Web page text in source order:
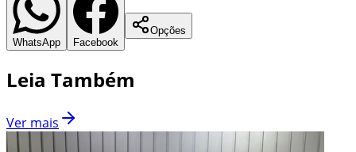
WhatsApp Facebook
Opções
Leia Também
Ver mais